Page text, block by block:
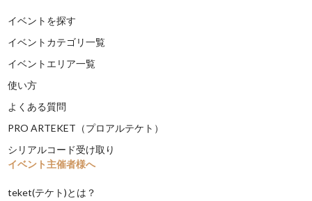
イベントを探す
イベントカテゴリ一覧
イベントエリア一覧
使い方
よくある質問
PRO ARTEKET（プロアルテケト）
シリアルコード受け取り
イベント主催者様へ
teket(テケト)とは？